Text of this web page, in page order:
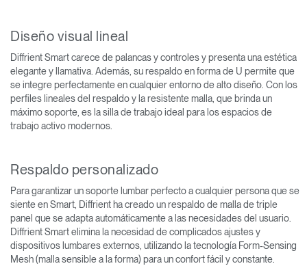
Diseño visual lineal
Diffrient Smart carece de palancas y controles y presenta una estética
elegante y llamativa. Además, su respaldo en forma de U permite que
se integre perfectamente en cualquier entorno de alto diseño. Con los
perfiles lineales del respaldo y la resistente malla, que brinda un
máximo soporte, es la silla de trabajo ideal para los espacios de
trabajo activo modernos.
Respaldo personalizado
Para garantizar un soporte lumbar perfecto a cualquier persona que se
siente en Smart, Diffrient ha creado un respaldo de malla de triple
panel que se adapta automáticamente a las necesidades del usuario.
Diffrient Smart elimina la necesidad de complicados ajustes y
dispositivos lumbares externos, utilizando la tecnología Form-Sensing
Mesh (malla sensible a la forma) para un confort fácil y constante.